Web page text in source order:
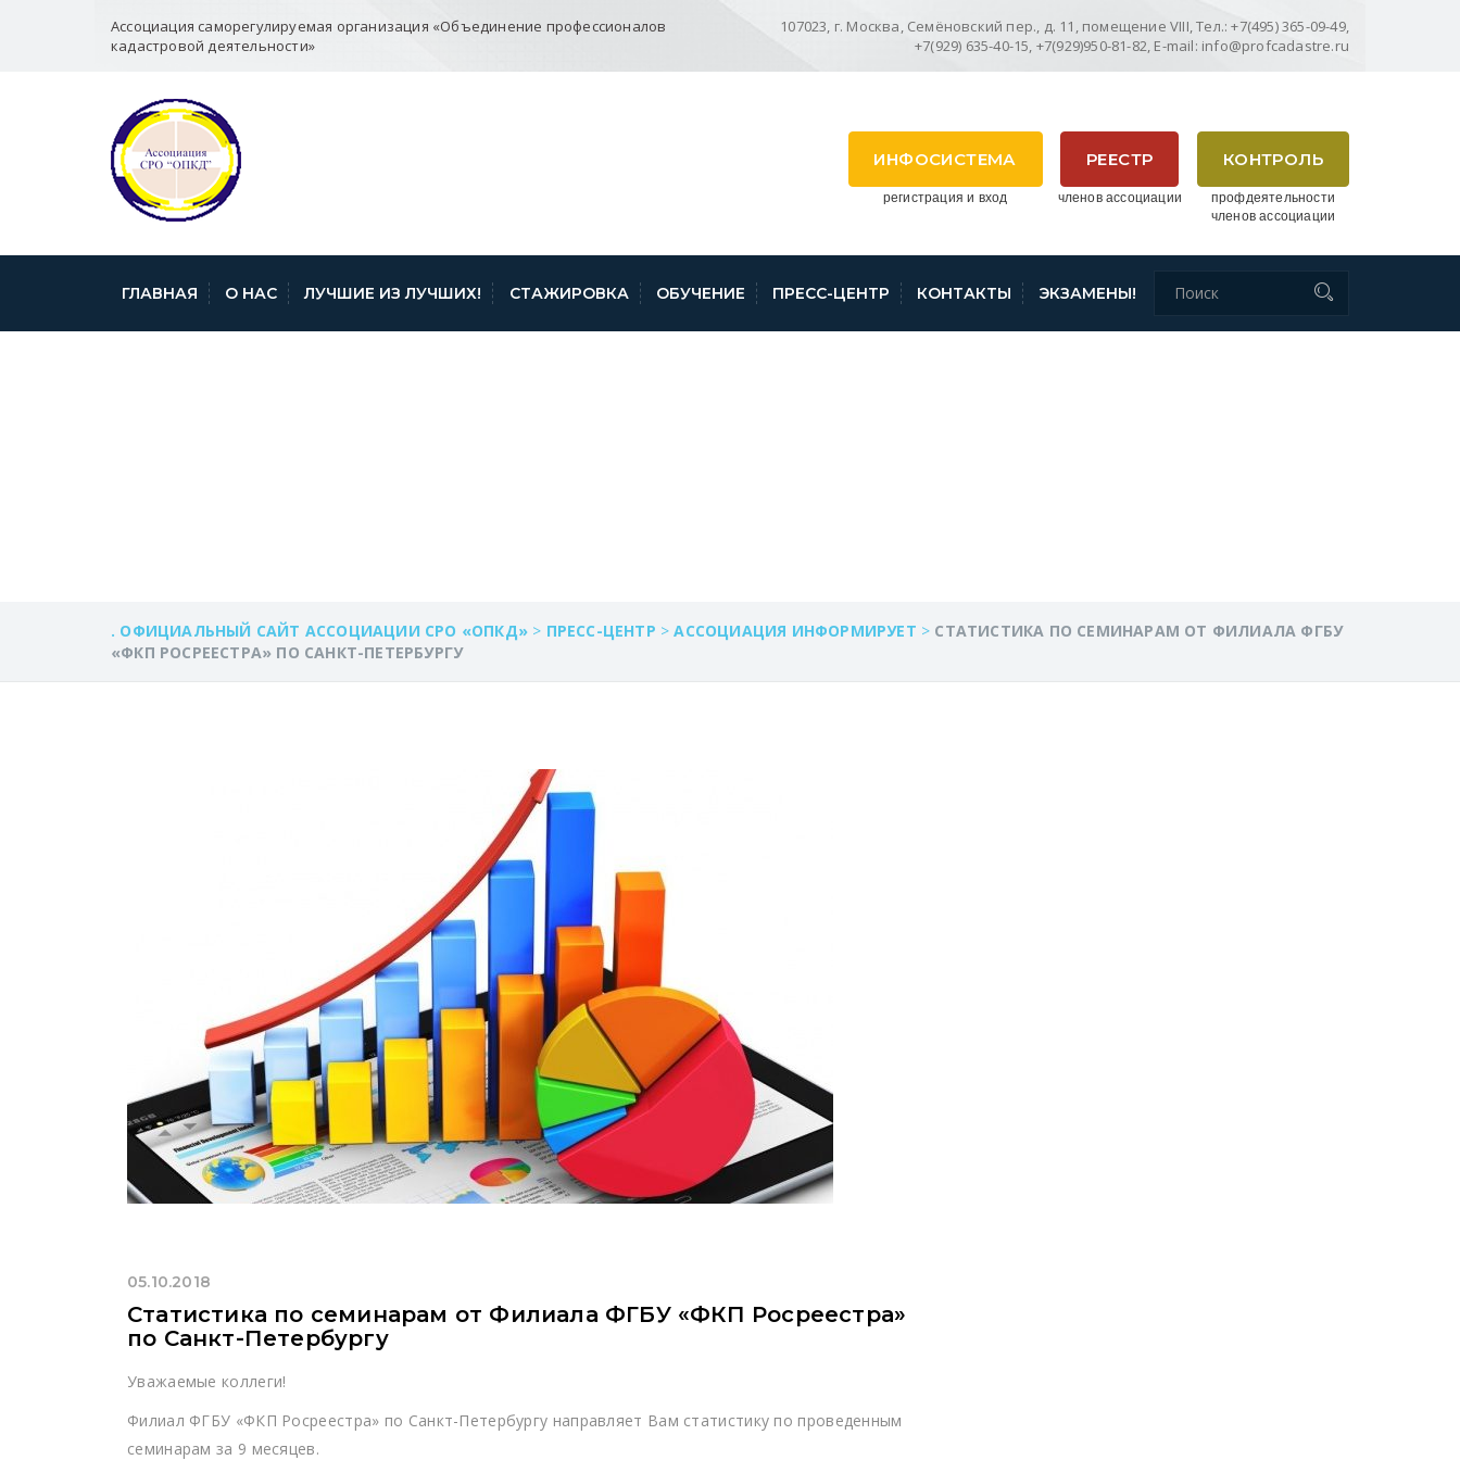
Ассоциация саморегулируемая организация «Объединение профессионалов
кадастровой деятельности»
107023, г. Москва, Семёновский пер., д. 11, помещение VIII, Тел.: +7(495) 365-09-49,
+7(929) 635-40-15, +7(929)950-81-82, E-mail: info@profcadastre.ru
КОНТРОЛЬ
профдеятельности
членов ассоциации
РЕЕСТР
членов ассоциации
ИНФОСИСТЕМА
регистрация и вход
ГЛАВНАЯ О НАС ЛУЧШИЕ ИЗ ЛУЧШИХ! СТАЖИРОВКА ОБУЧЕНИЕ ПРЕСС-ЦЕНТР КОНТАКТЫ ЭКЗАМЕНЫ!
. ОФИЦИАЛЬНЫЙ САЙТ АССОЦИАЦИИ СРО «ОПКД» > ПРЕСС-ЦЕНТР >АССОЦИАЦИЯ ИНФОРМИРУЕТ > СТАТИСТИКА ПО СЕМИНАРАМ ОТ ФИЛИАЛА ФГБУ
«ФКП РОСРЕЕСТРА» ПО САНКТ-ПЕТЕРБУРГУ
05.10.2018
Статистика по семинарам от Филиала ФГБУ «ФКП Росреестра»
по Санкт-Петербургу
Уважаемые коллеги!
Филиал ФГБУ «ФКП Росреестра» по Санкт-Петербургу направляет Вам статистику по проведенным
семинарам за 9 месяцев.